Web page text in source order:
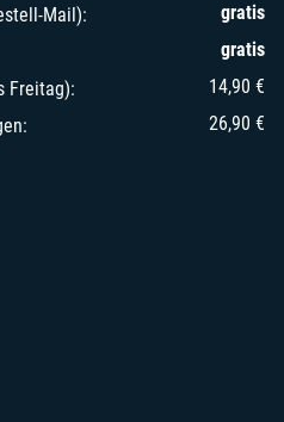
Mail):
gratis
gratis
Freitag):
14,90 €
26,90 €